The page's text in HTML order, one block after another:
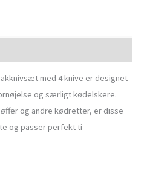
med 4 knive er designet
og særligt kødelskere.
og andre kødretter, er disse
og passer perfekt ti